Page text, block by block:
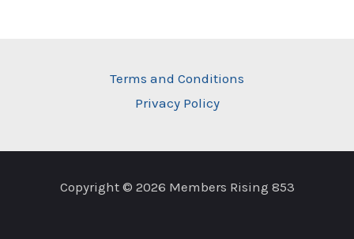
Terms and Conditions
Privacy Policy
Copyright © 2026 Members Rising 853